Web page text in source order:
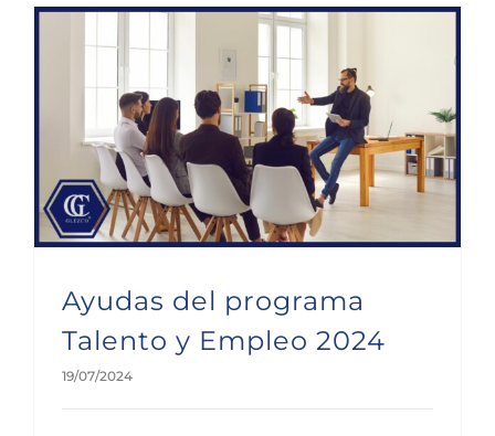
Ayudas del programa
Talento y Empleo 2024
19/07/2024